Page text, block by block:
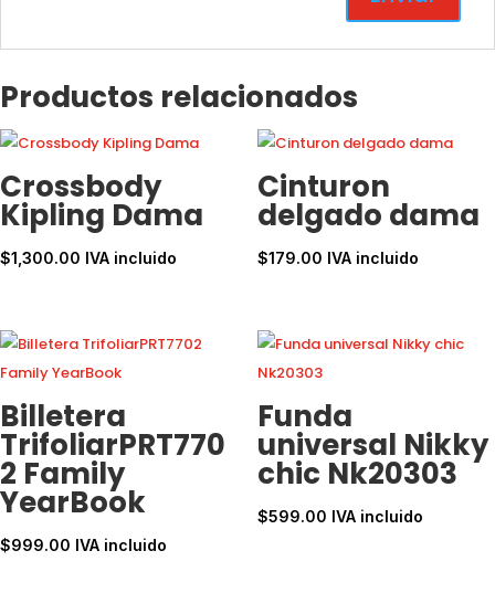
Productos relacionados
Crossbody
Kipling Dama
$1,300.00 IVA incluido
Cinturon
delgado dama
$179.00 IVA incluido
Billetera
TrifoliarPRT770
2 Family
YearBook
$999.00 IVA incluido
Funda
universal Nikky
chic Nk20303
$599.00 IVA incluido